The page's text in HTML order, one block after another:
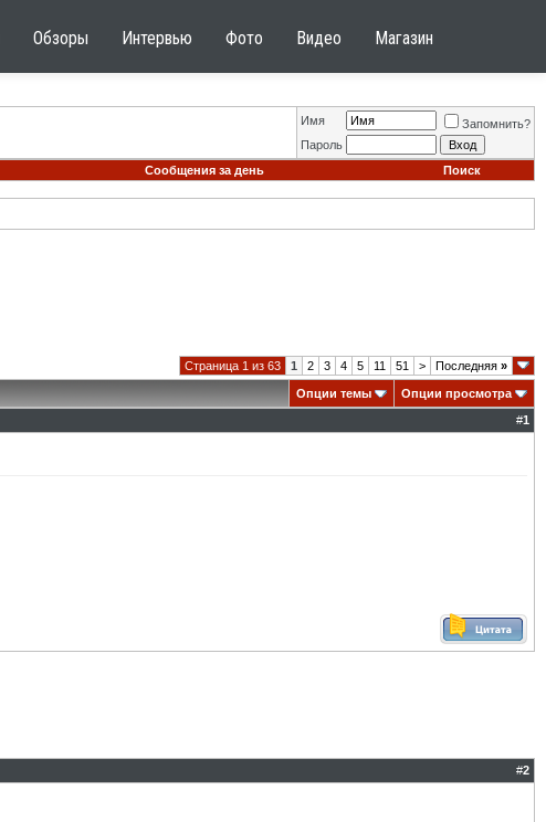
Обзоры Интервью Фото Видео Магазин
Имя
Запомнить?
Пароль
Сообщения за день Поиск
Страница 1 из 63 1 2 3 4 5 11 51 > Последняя »
Опции темы
Опции просмотра
#1
#2